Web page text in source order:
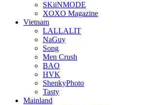
SKiiNMODE
XOXO Magazine
Vietnam
LALLALIT
NaGuy
Song
Men Crush
BAO
HVK
ShenkyPhoto
Tasty
Mainland